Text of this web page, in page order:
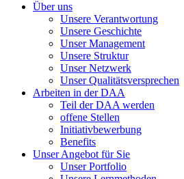
Über uns
Unsere Verantwortung
Unsere Geschichte
Unser Management
Unsere Struktur
Unser Netzwerk
Unser Qualitätsversprechen
Arbeiten in der DAA
Teil der DAA werden
offene Stellen
Initiativbewerbung
Benefits
Unser Angebot für Sie
Unser Portfolio